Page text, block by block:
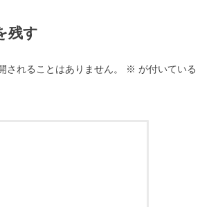
残す
されることはありません。 ※ が付いている